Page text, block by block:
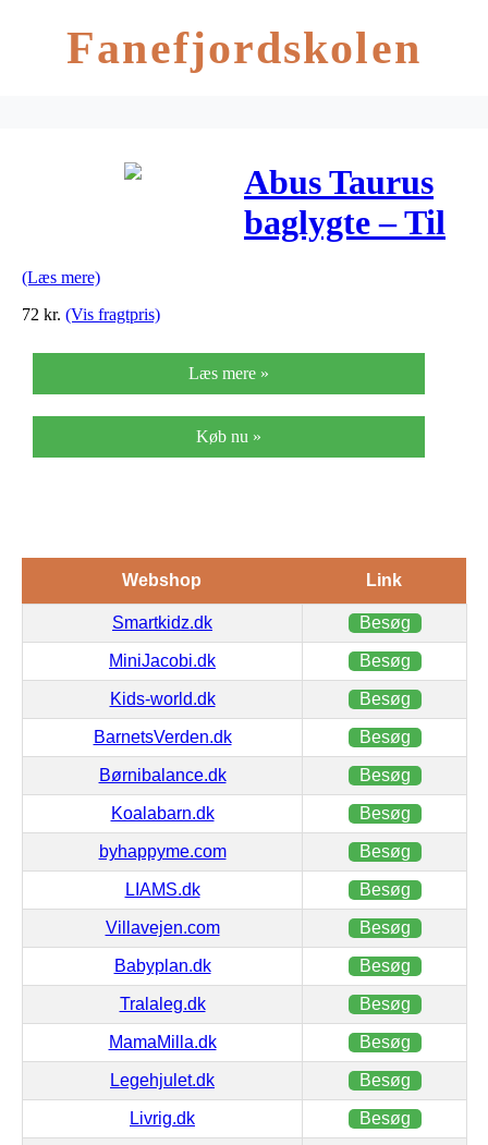
Fanefjordskolen
Abus Taurus
baglygte – Til
(Læs mere)
72 kr. (Vis fragtpris)
Læs mere »
Køb nu »
Webshop Link
Smartkidz.dk Besøg
MiniJacobi.dk Besøg
Kids-world.dk Besøg
BarnetsVerden.dk Besøg
Børnibalance.dk Besøg
Koalabarn.dk Besøg
byhappyme.com Besøg
LIAMS.dk Besøg
Villavejen.com Besøg
Babyplan.dk Besøg
Tralaleg.dk Besøg
MamaMilla.dk Besøg
Legehjulet.dk Besøg
Livrig.dk Besøg